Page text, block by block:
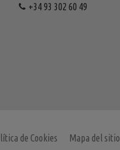
+34 93 302 60 49
de Cookies Mapa del sitio